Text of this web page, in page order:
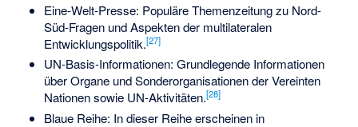
Eine-Welt-Presse: Populäre Themenzeitung zu Nord-
Süd-Fragen und Aspekten der multilateralen
Entwicklungspolitik.[27]
UN-Basis-Informationen: Grundlegende Informationen
über Organe und Sonderorganisationen der Vereinten
Nationen sowie UN-Aktivitäten.[28]
Blaue Reihe: In dieser Reihe erscheinen in